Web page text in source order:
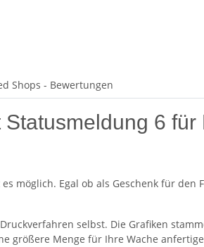
Shops - Bewertungen
6
möglich. Egal ob als Geschenk für
selbst. Die Grafiken
größere Menge für Ihre Wache